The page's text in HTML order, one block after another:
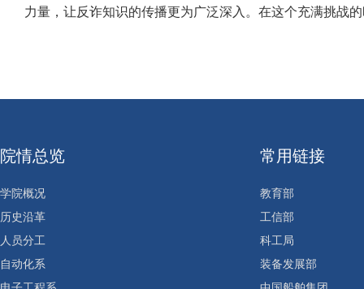
力量，让反诈知识的传播更为广泛深入。在这个充满挑战
院情总览
学院概况
历史沿革
人员分工
自动化系
常用链接
教育部
工信部
科工局
装备发展部